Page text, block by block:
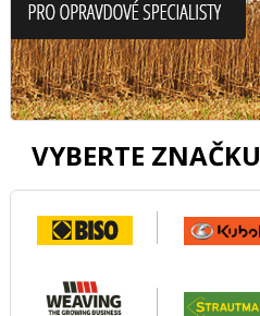
VYBERTE ZNAČKU